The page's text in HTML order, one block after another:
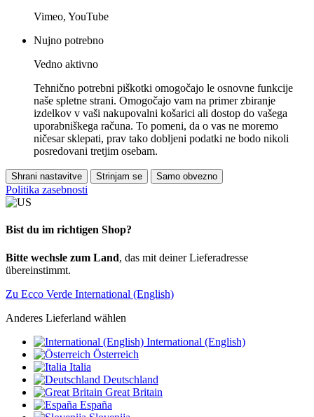
Vimeo, YouTube
Nujno potrebno
Vedno aktivno
Tehnično potrebni piškotki omogočajo le osnovne funkcije
naše spletne strani. Omogočajo vam na primer zbiranje
izdelkov v vaši nakupovalni košarici ali dostop do vašega
uporabniškega računa. To pomeni, da o vas ne moremo
ničesar sklepati, prav tako dobljeni podatki ne bodo nikoli
posredovani tretjim osebam.
Shrani nastavitve Strinjam se Samo obvezno
Politika zasebnosti
Bist du im richtigen Shop?
Bitte wechsle zum Land, das mit deiner Lieferadresse
übereinstimmt.
Zu Ecco Verde International (English)
Anderes Lieferland wählen
International (English)
Österreich
Italia
Deutschland
Great Britain
España